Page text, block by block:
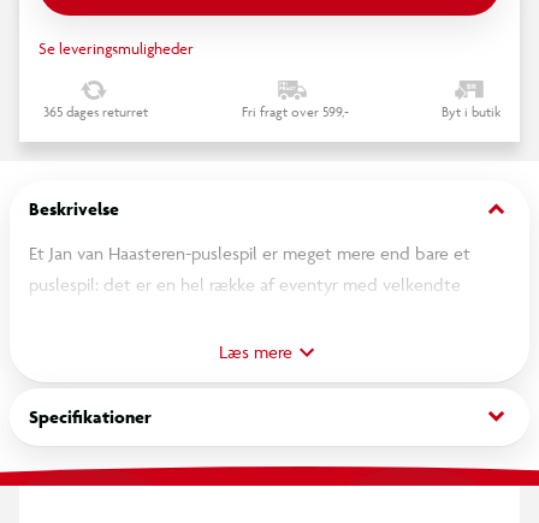
Se leveringsmuligheder
365 dages returret Fri fragt over 599,- Byt i butik
Beskrivelse keyboard_arrow_down
Et Jan van Haasteren-puslespil er meget mere end bare et
puslespil: det er en hel række af eventyr med velkendte
absurde detaljer. Tag med på Jan van Haasteren-familiens skøre
eventyr!
Læs mere
Specifikationer keyboard_arrow_down